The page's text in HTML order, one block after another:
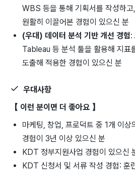
WBS 등을 통해 기획서를 작성하
원활히 이끌어본 경험이 있으신 분
(우대) 데이터 분석 기반 개선 경험:
Tableau 등 분석 툴을 활용해 지표
도출해 적용한 경험이 있으신 분
우대사항
【 이런 분이면 더 좋아요 】
마케팅, 창업, 프로덕트 중 1개 이상
경험이 3년 이상 있으신 분
KDT 정부지원사업 경험이 있으신
KDT 신청서 및 서류 작성 경험: 훈